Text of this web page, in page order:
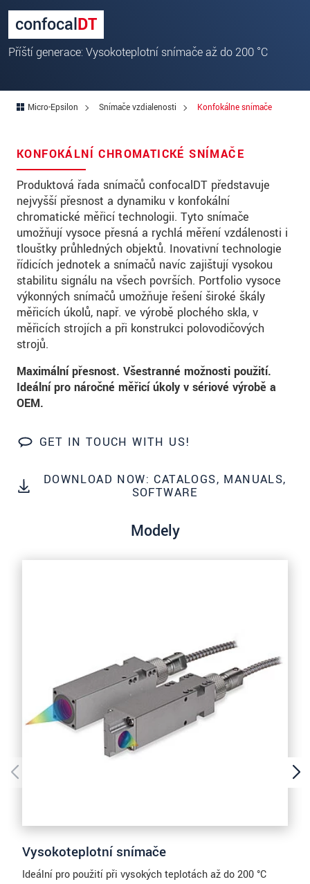
confocalDT
Příští generace: Vysokoteplotní snímače až do 200 °C
Micro-Epsilon Snímače vzdialenosti Konfokálne snímače
KONFOKÁLNÍ CHROMATICKÉ SNÍMAČE
Produktová řada snímačů confocalDT představuje
nejvyšší přesnost a dynamiku v konfokální
chromatické měřicí technologii. Tyto snímače
umožňují vysoce přesná a rychlá měření vzdálenosti i
tloušťky průhledných objektů. Inovativní technologie
řídicích jednotek a snímačů navíc zajišťují vysokou
stabilitu signálu na všech površích. Portfolio vysoce
výkonných snímačů umožňuje řešení široké škály
měřicích úkolů, např. ve výrobě plochého skla, v
měřicích strojích a při konstrukci polovodičových
strojů.
Maximální přesnost. Všestranné možnosti použití.
Ideální pro náročné měřicí úkoly v sériové výrobě a
OEM.
GET IN TOUCH WITH US!
DOWNLOAD NOW: CATALOGS, MANUALS,
SOFTWARE
Modely
Vysokoteplotní snímače
Ideální pro použití při vysokých teplotách až do 200 °C
PSČ
Mesto*
Telefon
Vaša správa *
Please keep me informed about product
innovations by e-mail.
* Povinné informace
S vašimi údaji zacházíme důvěrně. Přečtěte si
prosím naše prohlášení o ochraně osobních údajů